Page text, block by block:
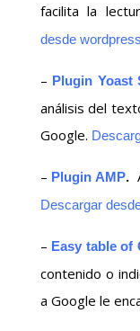
facilita la
desde wordpress
– Plugin Yoast
análisis del
Google.
– Plugin AMP.
Descargar
– Easy table of
contenido o
a Google le